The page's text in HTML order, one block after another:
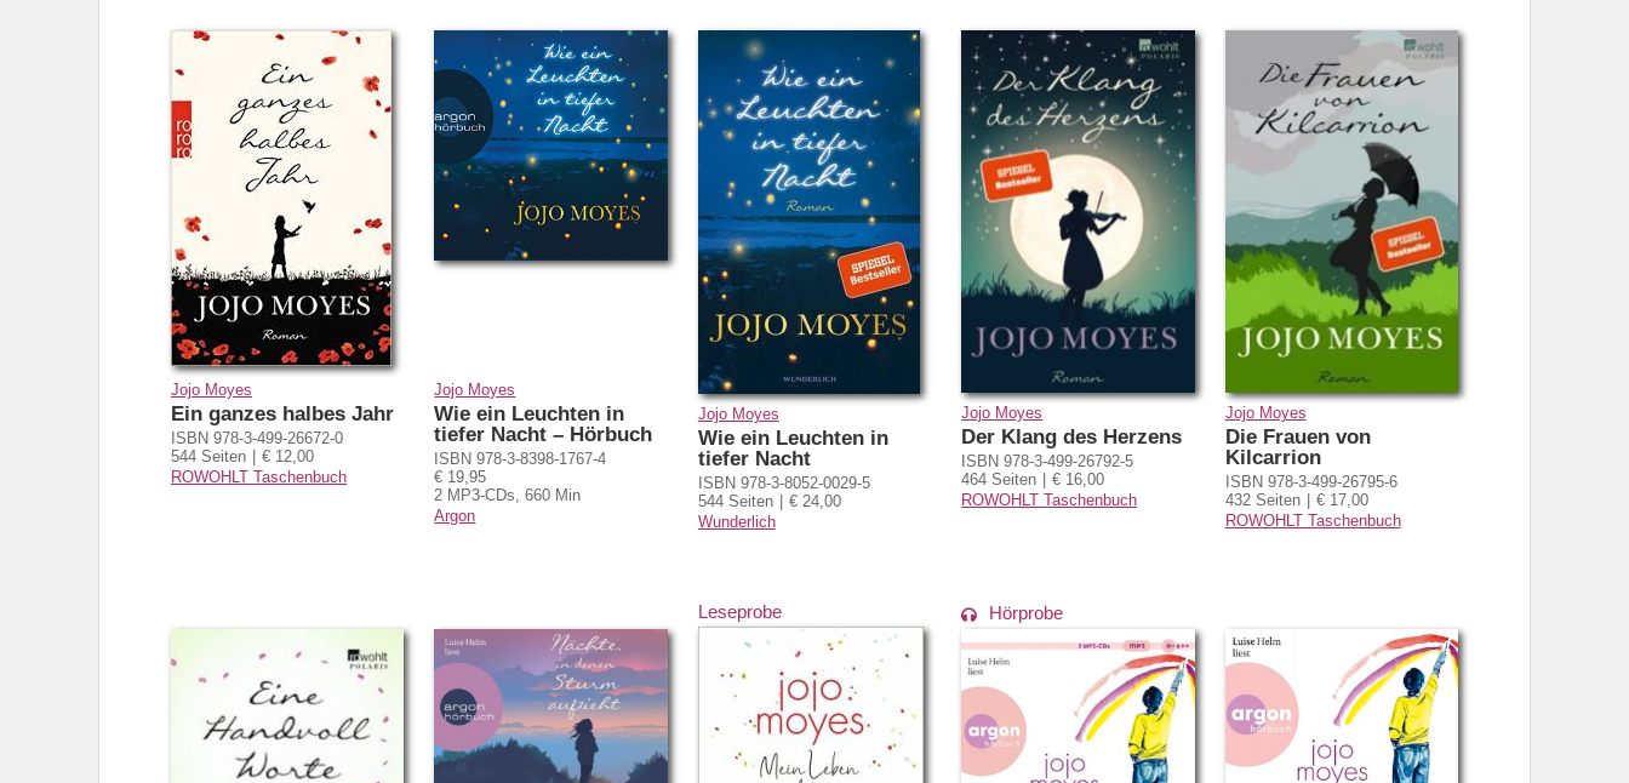
Jojo Moyes
Ein ganzes halbes Jahr
ISBN 978-3-499-26672-0
544 Seiten
€ 12,00
ROWOHLT Taschenbuch
Jojo Moyes
Wie ein Leuchten in
tiefer Nacht – Hörbuch
ISBN 978-3-8398-1767-4
€ 19,95
2 MP3-CDs, 660 Min
Argon
Jojo Moyes
Wie ein Leuchten in
tiefer Nacht
ISBN 978-3-8052-0029-5
544 Seiten
€ 24,00
Wunderlich
Jojo Moyes
Der Klang des Herzens
ISBN 978-3-499-26792-5
464 Seiten
€ 16,00
ROWOHLT Taschenbuch
Jojo Moyes
Die Frauen von
Kilcarrion
ISBN 978-3-499-26795-6
432 Seiten
€ 17,00
ROWOHLT Taschenbuch
Leseprobe Hörprobe